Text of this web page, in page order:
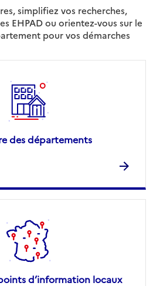
simplifiez vos recherches,
EHPAD ou orientez-vous sur le
pour vos démarches
des départements
d’information locaux